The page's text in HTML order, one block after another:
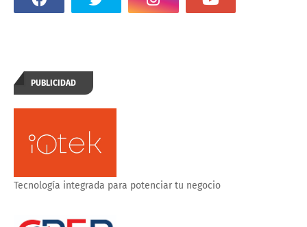
PUBLICIDAD
Tecnología integrada para potenciar tu negocio